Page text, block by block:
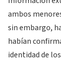
ambos
sin embargo,
habían
identidad de